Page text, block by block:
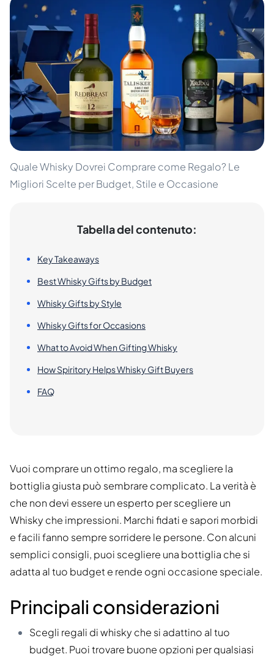
Quale Whisky Dovrei Comprare come Regalo? Le
Migliori Scelte per Budget, Stile e Occasione
Tabella del contenuto:
Key Takeaways
Best Whisky Gifts by Budget
Whisky Gifts by Style
Whisky Gifts for Occasions
What to Avoid When Gifting Whisky
How Spiritory Helps Whisky Gift Buyers
FAQ
Vuoi comprare un ottimo regalo, ma scegliere la
bottiglia giusta può sembrare complicato. La verità è
che non devi essere un esperto per scegliere un
Whisky che impressioni. Marchi fidati e sapori morbidi
e facili fanno sempre sorridere le persone. Con alcuni
semplici consigli, puoi scegliere una bottiglia che si
adatta al tuo budget e rende ogni occasione speciale.
Principali considerazioni
Scegli regali di whisky che si adattino al tuo
budget. Puoi trovare buone opzioni per qualsiasi